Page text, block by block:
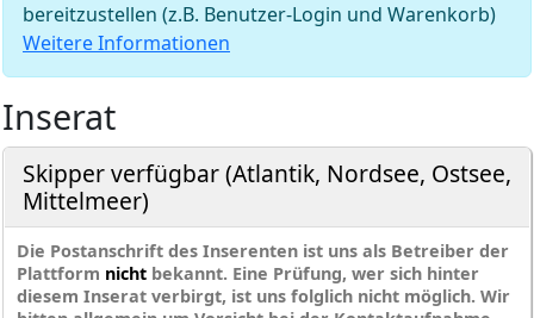
bereitzustellen (z.B. Benutzer-Login und Warenkorb)
Weitere Informationen
Inserat
Skipper verfügbar (Atlantik, Nordsee, Ostsee,
Mittelmeer)
Die Postanschrift des Inserenten ist uns als Betreiber der
Plattform nicht bekannt. Eine Prüfung, wer sich hinter
diesem Inserat verbirgt, ist uns folglich nicht möglich. Wir